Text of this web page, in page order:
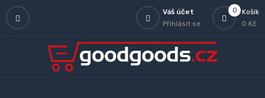
0
Košík
0 Kč
Váš účet
Přihlásit se